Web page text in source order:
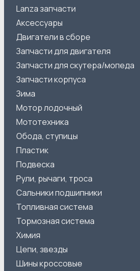
Lanza запчасти
Аксессуары
Двигатели в сборе
Запчасти для двигателя
Запчасти для скутера/мопеда
Запчасти корпуса
Зима
Мотор лодочный
Мототехника
Обода, ступицы
Пластик
Подвеска
Рули, рычаги, троса
Сальники подшипники
Топливная система
Тормозная система
Химия
Цепи, звезды
Шины кроссовые